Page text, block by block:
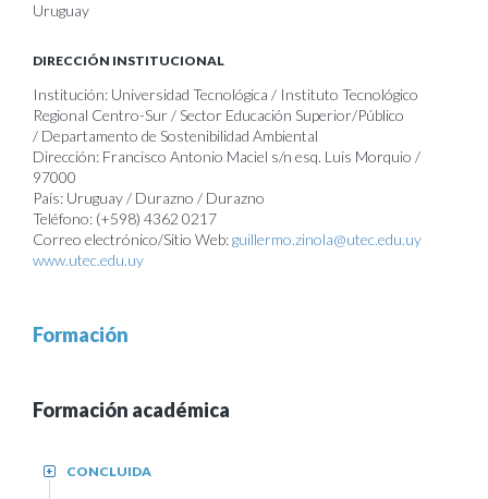
Uruguay
DIRECCIÓN INSTITUCIONAL
Institución: Universidad Tecnológica / Instituto Tecnológico
Regional Centro-Sur / Sector Educación Superior/Público
/ Departamento de Sostenibilidad Ambiental
Dirección: Francisco Antonio Maciel s/n esq. Luis Morquio /
97000
País: Uruguay / Durazno / Durazno
Teléfono: (+598) 4362 0217
Correo electrónico/Sitio Web:guillermo.zinola@utec.edu.uy
www.utec.edu.uy
Formación
Formación académica
CONCLUIDA
+